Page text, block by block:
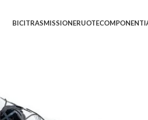
BICITRASMISSIONERUOTECOMPONENTI